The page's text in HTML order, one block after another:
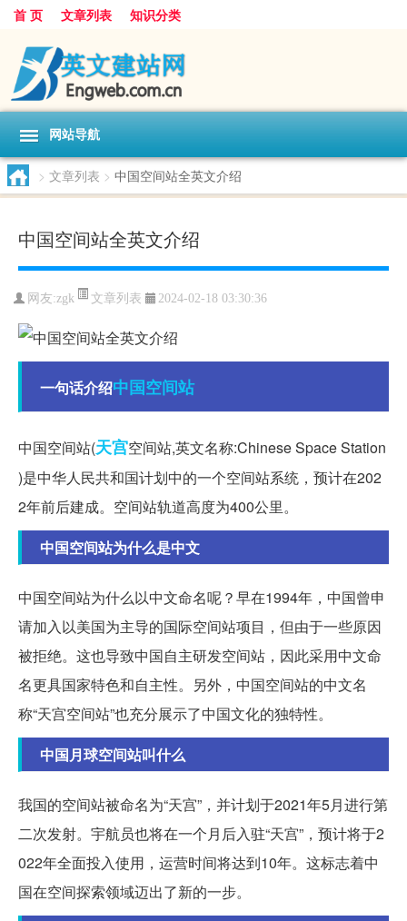
首 页 文章列表 知识分类
网站导航
> 文章列表 > 中国空间站全英文介绍
中国空间站全英文介绍
网友:zgk 文章列表 2024-02-18 03:30:36
一句话介绍中国空间站
中国空间站(天宫空间站,英文名称:Chinese Space Station
)是中华人民共和国计划中的一个空间站系统，预计在202
2年前后建成。空间站轨道高度为400公里。
中国空间站为什么是中文
中国空间站为什么以中文命名呢？早在1994年，中国曾申
请加入以美国为主导的国际空间站项目，但由于一些原因
被拒绝。这也导致中国自主研发空间站，因此采用中文命
名更具国家特色和自主性。另外，中国空间站的中文名
称“天宫空间站”也充分展示了中国文化的独特性。
中国月球空间站叫什么
我国的空间站被命名为“天宫”，并计划于2021年5月进行第
二次发射。宇航员也将在一个月后入驻“天宫”，预计将于2
022年全面投入使用，运营时间将达到10年。这标志着中
国在空间探索领域迈出了新的一步。